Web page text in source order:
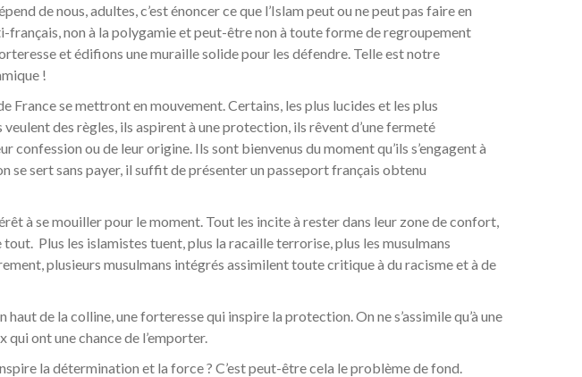
de nous, adultes, c’est énoncer ce que l’Islam peut ou ne peut pas faire en
français, non à la polygamie et peut-être non à toute forme de regroupement
et édifions une muraille solide pour les défendre. Telle est notre
!
France se mettront en mouvement. Certains, les plus lucides et les plus
des règles, ils aspirent à une protection, ils rêvent d’une fermeté
ou de leur origine. Ils sont bienvenus du moment qu’ils s’engagent à
se sert sans payer, il suffit de présenter un passeport français obtenu
à se mouiller pour le moment. Tout les incite à rester dans leur zone de confort,
Plus les islamistes tuent, plus la racaille terrorise, plus les musulmans
plusieurs musulmans intégrés assimilent toute critique à du racisme et à de
de la colline, une forteresse qui inspire la protection. On ne s’assimile qu’à une
qui ont une chance de l’emporter.
la détermination et la force ? C’est peut-être cela le problème de fond.